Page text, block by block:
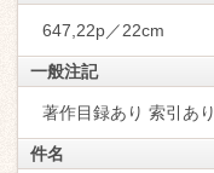
647,22p／22cm
一般注記
著作目録あり 索引あり
件名